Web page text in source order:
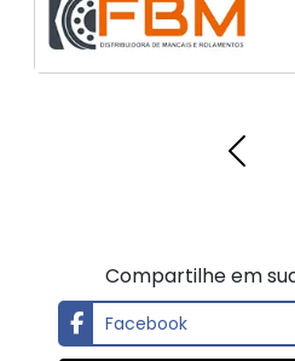
Compartilhe em
Facebook